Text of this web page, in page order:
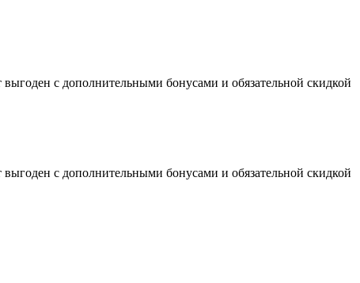
с дополнительными бонусами и обязательной скидкой
с дополнительными бонусами и обязательной скидкой